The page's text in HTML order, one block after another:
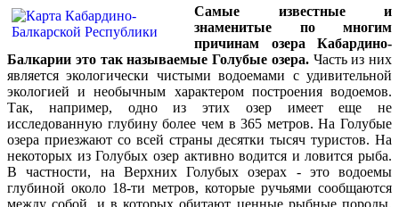
Самые известные и
знаменитые по многим
причинам озера Кабардино-
Балкарии это так называемые Голубые озера.Часть из них
является экологически чистыми водоемами с удивительной
экологией и необычным характером построения водоемов.
Так, например, одно из этих озер имеет еще не
исследованную глубину более чем в 365 метров. На Голубые
озера приезжают со всей страны десятки тысяч туристов. На
некоторых из Голубых озер активно водится и ловится рыба.
В частности, на Верхних Голубых озерах - это водоемы
глубиной около 18-ти метров, которые ручьями сообщаются
между собой, и в которых обитают ценные рыбные породы.